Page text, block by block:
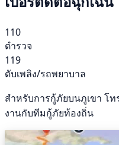
110
ตำรวจ
119
ดับเพลิง/รถพยาบาล
สำหรับการกู้ภัยบนภูเขา โท
งานกับทีมกู้ภัยท้องถิ่น